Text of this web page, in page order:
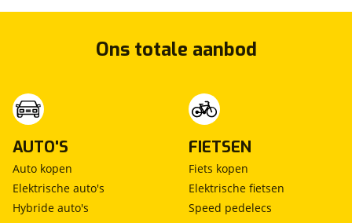
koplampreiniging
LED dagrijverlichting
Milieu
Overige
Audi active lane assist (6I1)
Diefstalalarm (7AL)
Ons totale aanbod
AUTO'S
Auto kopen
Elektrische auto's
Hybride auto's
FIETSEN
Fiets kopen
Elektrische fietsen
Speed pedelecs